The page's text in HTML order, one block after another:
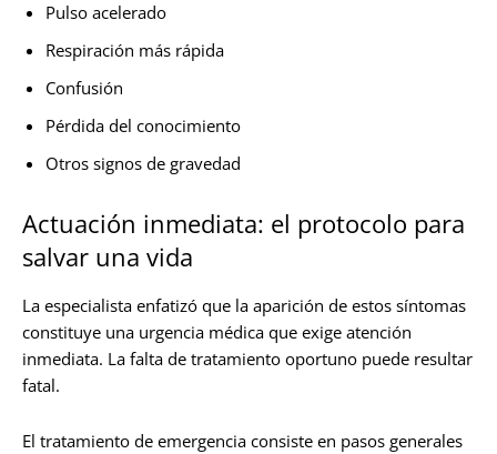
Pulso acelerado
Respiración más rápida
Confusión
Pérdida del conocimiento
Otros signos de gravedad
Actuación inmediata: el protocolo para
salvar una vida
La especialista enfatizó que la aparición de estos síntomas
constituye una urgencia médica que exige atención
inmediata. La falta de tratamiento oportuno puede resultar
fatal.
El tratamiento de emergencia consiste en pasos generales